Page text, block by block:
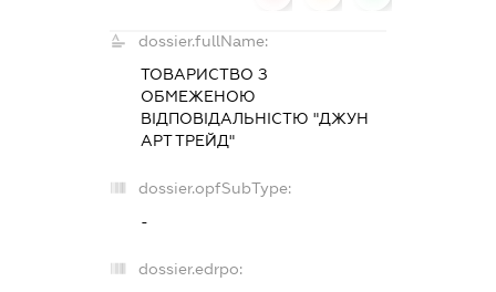
dossier.fullName:
ТОВАРИСТВО З
ОБМЕЖЕНОЮ
ВІДПОВІДАЛЬНІСТЮ "ДЖУН
АРТ ТРЕЙД"
dossier.opfSubType:
-
dossier.edrpo: